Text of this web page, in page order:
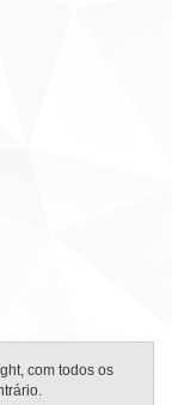
com todos os